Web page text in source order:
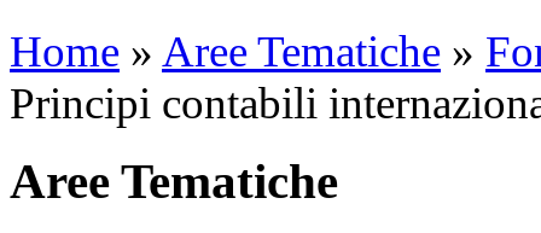
Home » Aree Tematiche »
Principi contabili
Aree Tematiche